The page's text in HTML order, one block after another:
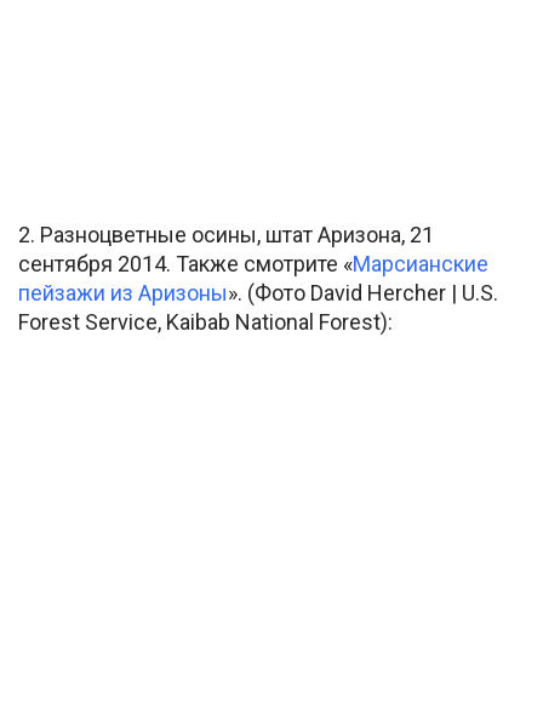
2. Разноцветные осины, штат Аризона, 21
сентября 2014. Также смотрите «Марсианские
пейзажи из Аризоны». (Фото David Hercher | U.S.
Forest Service, Kaibab National Forest):